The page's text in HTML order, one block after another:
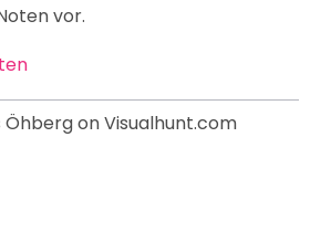
vor.
on Visualhunt.com